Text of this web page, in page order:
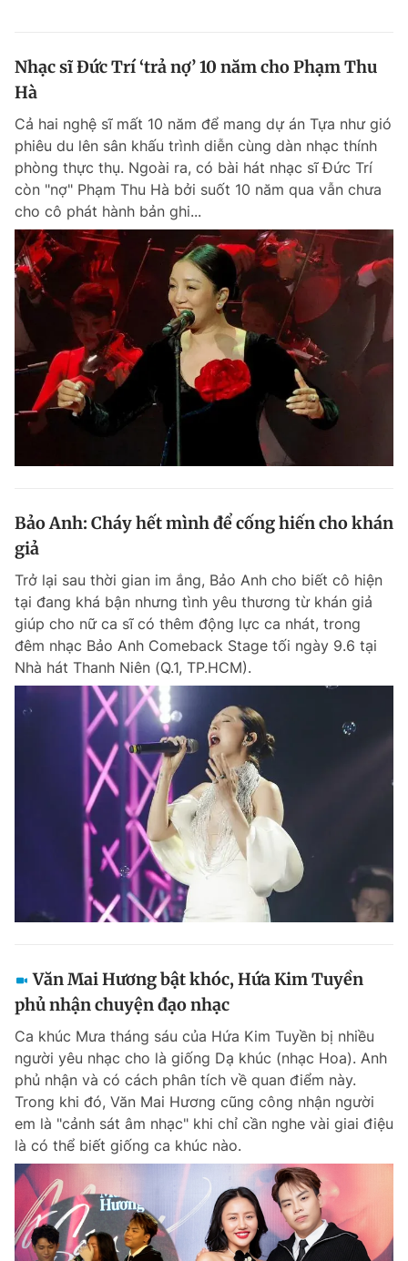
Nhạc sĩ Đức Trí ‘trả nợ’ 10 năm cho Phạm Thu
Hà
Cả hai nghệ sĩ mất 10 năm để mang dự án Tựa như gió
phiêu du lên sân khấu trình diễn cùng dàn nhạc thính
phòng thực thụ. Ngoài ra, có bài hát nhạc sĩ Đức Trí
còn "nợ" Phạm Thu Hà bởi suốt 10 năm qua vẫn chưa
cho cô phát hành bản ghi...
Bảo Anh: Cháy hết mình để cống hiến cho khán
giả
Trở lại sau thời gian im ắng, Bảo Anh cho biết cô hiện
tại đang khá bận nhưng tình yêu thương từ khán giả
giúp cho nữ ca sĩ có thêm động lực ca nhát, trong
đêm nhạc Bảo Anh Comeback Stage tối ngày 9.6 tại
Nhà hát Thanh Niên (Q.1, TP.HCM).
Văn Mai Hương bật khóc, Hứa Kim Tuyền
phủ nhận chuyện đạo nhạc
Ca khúc Mưa tháng sáu của Hứa Kim Tuyền bị nhiều
người yêu nhạc cho là giống Dạ khúc (nhạc Hoa). Anh
phủ nhận và có cách phân tích về quan điểm này.
Trong khi đó, Văn Mai Hương cũng công nhận người
em là "cảnh sát âm nhạc" khi chỉ cần nghe vài giai điệu
là có thể biết giống ca khúc nào.